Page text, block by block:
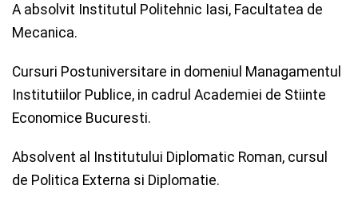
A absolvit Institutul Politehnic Iasi, Facultatea de
Mecanica.
Cursuri Postuniversitare in domeniul Managamentul
Institutiilor Publice, in cadrul Academiei de Stiinte
Economice Bucuresti.
Absolvent al Institutului Diplomatic Roman, cursul
de Politica Externa si Diplomatie.